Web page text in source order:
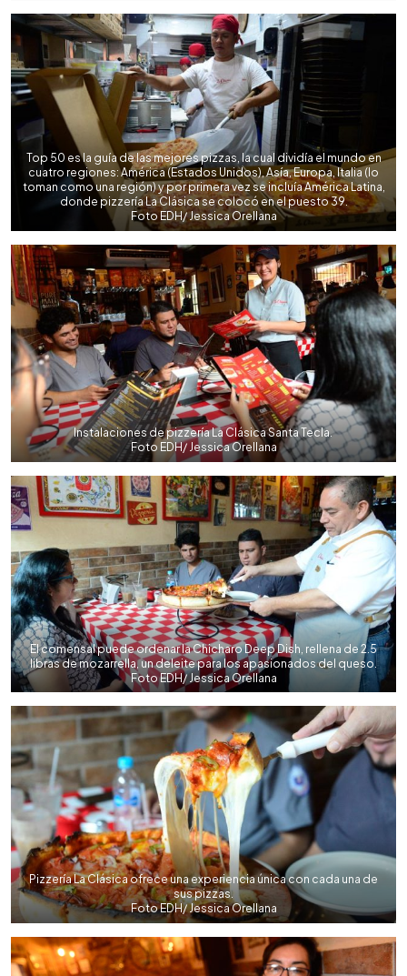
Top 50 es la guía de las mejores pizzas, la cual dividía el mundo en
cuatro regiones: América (Estados Unidos), Asía, Europa, Italia (lo
toman como una región) y por primera vez se incluía América Latina,
donde pizzería La Clásica se colocó en el puesto 39.
Foto EDH/ Jessica Orellana
Instalaciones de pizzería La Clásica Santa Tecla.
Foto EDH/ Jessica Orellana
El comensal puede ordenar la Chicharo Deep Dish, rellena de 2.5
libras de mozarrella, un deleite para los apasionados del queso.
Foto EDH/ Jessica Orellana
Pizzería La Clásica ofrece una experiencia única con cada una de
sus pizzas.
Foto EDH/ Jessica Orellana